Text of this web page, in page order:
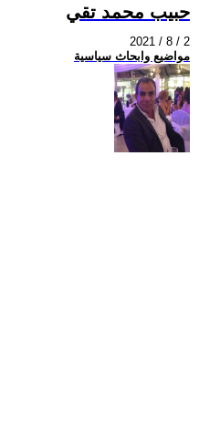
حبيب محمد تقي
2021 / 8 / 2
مواضيع وابحاث سياسية